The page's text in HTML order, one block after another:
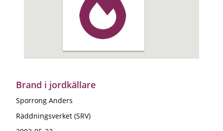
Brand i jordkällare
Sporrong Anders
Räddningsverket (SRV)